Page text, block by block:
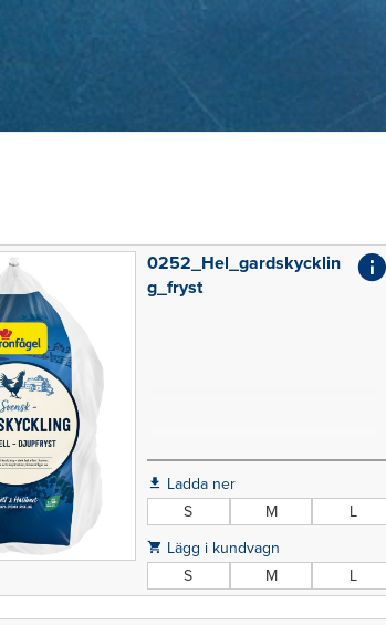
0252_Hel_gardskycklin
g_fryst
Ladda ner
S
M
L
Lägg i kundvagn
S
M L